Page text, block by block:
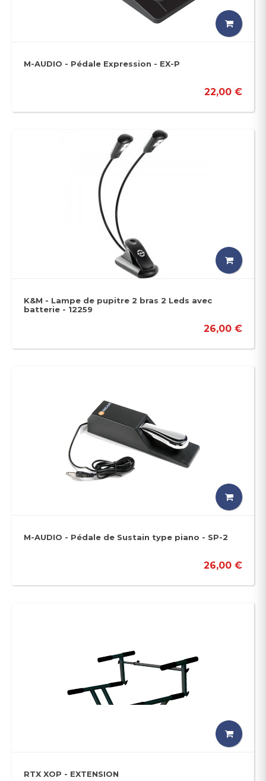
M-AUDIO - Pédale Expression - EX-P
22,00 €
K&M - Lampe de pupitre 2 bras 2 Leds avec
batterie - 12259
26,00 €
M-AUDIO - Pédale de Sustain type piano - SP-2
26,00 €
RTX XOP - EXTENSION